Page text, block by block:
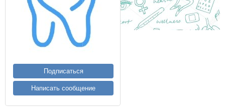
Подписаться
Написать сообщение